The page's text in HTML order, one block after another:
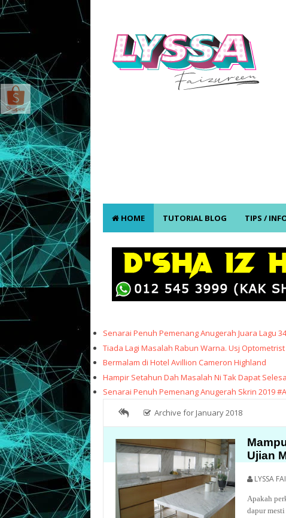
HOME TUTORIAL BLOG TIPS /
Senarai Penuh Pemenang Anugerah Juara Lagu 34
Tiada Lagi Masalah Rabun Warna. Usj
Bermalam di Hotel Avillion Cameron Highland
Hampir Setahun Dah Masalah Ni Tak Dapat
Senarai Penuh Pemenang Anugerah Skrin 2019
Archive for January 2018
Ujian
LYSSA
Apakah
dapur